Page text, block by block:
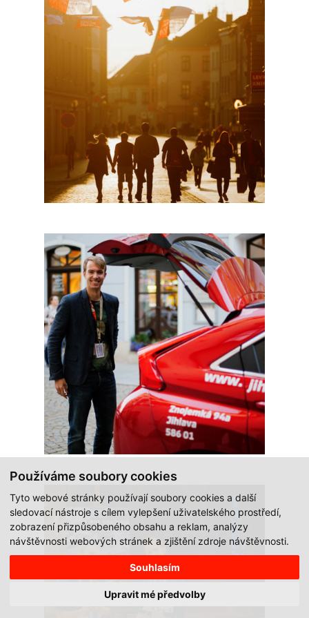
Používáme soubory cookies
Tyto webové stránky používají soubory cookies a další
sledovací nástroje s cílem vylepšení uživatelského prostředí,
zobrazení přizpůsobeného obsahu a reklam, analýzy
návštěvnosti webových stránek a zjištění zdroje návštěvnosti.
Souhlasím
Upravit mé předvolby